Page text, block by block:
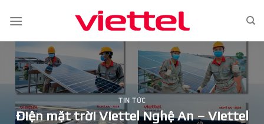
TIN TỨC
Điện mặt trời Viettel Nghệ An – Viettel